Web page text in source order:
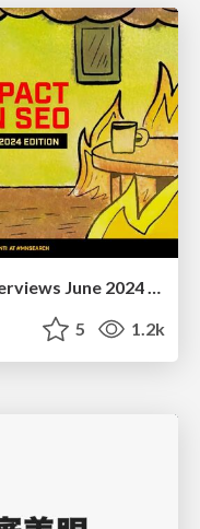
The Impact of AI in SEO - AI Overviews June 2024 Edition
5 1.2k